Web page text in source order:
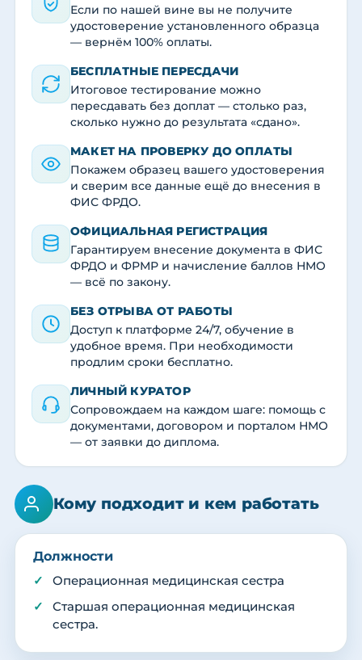
Если по нашей вине вы не получите
удостоверение установленного образца
— вернём 100% оплаты.
БЕСПЛАТНЫЕ ПЕРЕСДАЧИ
Итоговое тестирование можно
пересдавать без доплат — столько раз,
сколько нужно до результата «сдано».
МАКЕТ НА ПРОВЕРКУ ДО ОПЛАТЫ
Покажем образец вашего удостоверения
и сверим все данные ещё до внесения в
ФИС ФРДО.
ОФИЦИАЛЬНАЯ РЕГИСТРАЦИЯ
Гарантируем внесение документа в ФИС
ФРДО и ФРМР и начисление баллов НМО
— всё по закону.
БЕЗ ОТРЫВА ОТ РАБОТЫ
Доступ к платформе 24/7, обучение в
удобное время. При необходимости
продлим сроки бесплатно.
ЛИЧНЫЙ КУРАТОР
Сопровождаем на каждом шаге: помощь с
документами, договором и порталом НМО
— от заявки до диплома.
Кому подходит и кем работать
Должности
Операционная медицинская сестра
Старшая операционная медицинская
сестра.